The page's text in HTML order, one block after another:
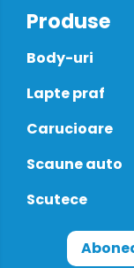
Produse
Body-uri
Lapte praf
Carucioare
Scaune auto
Scutece